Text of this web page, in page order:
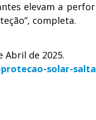
elevam a
completa.
de 2025.
solar-